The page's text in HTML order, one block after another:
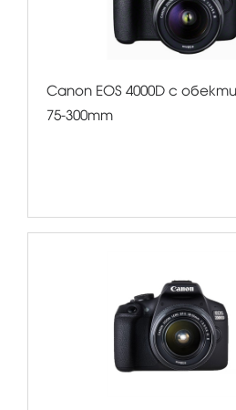
Canon EOS 4000D с
75-300mm